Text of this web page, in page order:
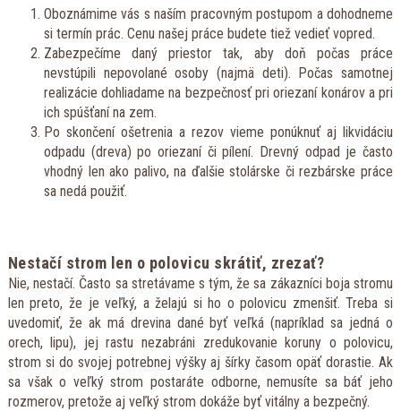
Oboznámime vás s naším pracovným postupom a dohodneme
si termín prác. Cenu našej práce budete tiež vedieť vopred.
Zabezpečíme daný priestor tak, aby doň počas práce
nevstúpili nepovolané osoby (najmä deti). Počas samotnej
realizácie dohliadame na bezpečnosť pri oriezaní konárov a pri
ich spúšťaní na zem.
Po skončení ošetrenia a rezov vieme ponúknuť aj likvidáciu
odpadu (dreva) po oriezaní či pílení. Drevný odpad je často
vhodný len ako palivo, na ďalšie stolárske či rezbárske práce
sa nedá použiť.
Nestačí strom len o polovicu skrátiť, zrezať?
Nie, nestačí. Často sa stretávame s tým, že sa zákazníci boja stromu
len preto, že je veľký, a želajú si ho o polovicu zmenšiť. Treba si
uvedomiť, že ak má drevina dané byť veľká (napríklad sa jedná o
orech, lipu), jej rastu nezabráni zredukovanie koruny o polovicu,
strom si do svojej potrebnej výšky aj šírky časom opäť dorastie. Ak
sa však o veľký strom postaráte odborne, nemusíte sa báť jeho
rozmerov, pretože aj veľký strom dokáže byť vitálny a bezpečný.